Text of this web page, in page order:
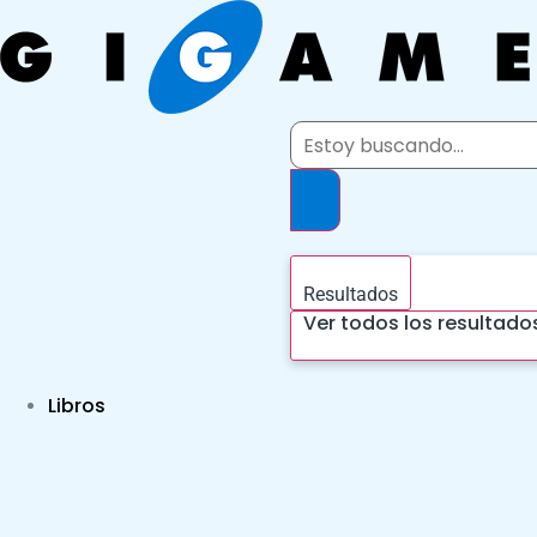
al
contenido
Search
Resultados
Ver todos los
Libros